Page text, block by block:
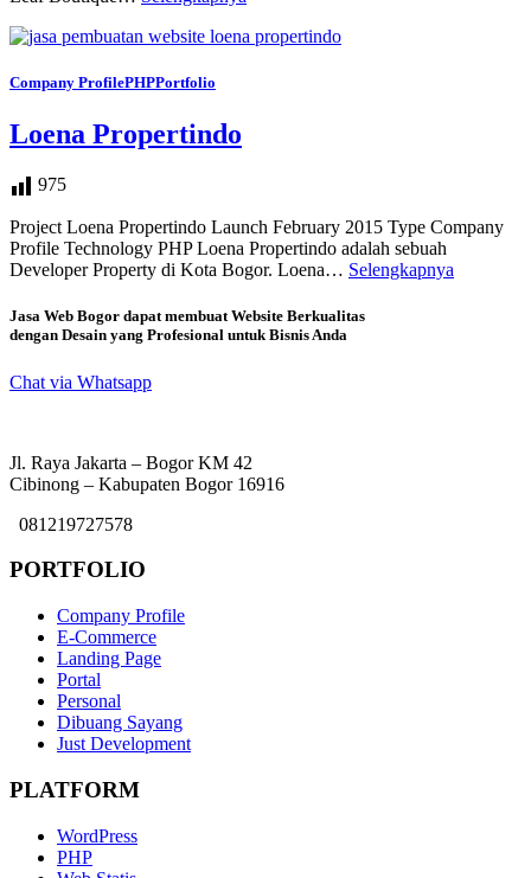
Company ProfilePHPPortfolio
Loena Propertindo
975
Project Loena Propertindo Launch February 2015 Type Company
Profile Technology PHP Loena Propertindo adalah sebuah
Developer Property di Kota Bogor. Loena… Selengkapnya
Jasa Web Bogor dapat membuat Website Berkualitas
dengan Desain yang Profesional untuk Bisnis Anda
Chat via Whatsapp
Jl. Raya Jakarta – Bogor KM 42
Cibinong – Kabupaten Bogor 16916
081219727578
PORTFOLIO
Company Profile
E-Commerce
Landing Page
Portal
Personal
Dibuang Sayang
Just Development
PLATFORM
WordPress
PHP